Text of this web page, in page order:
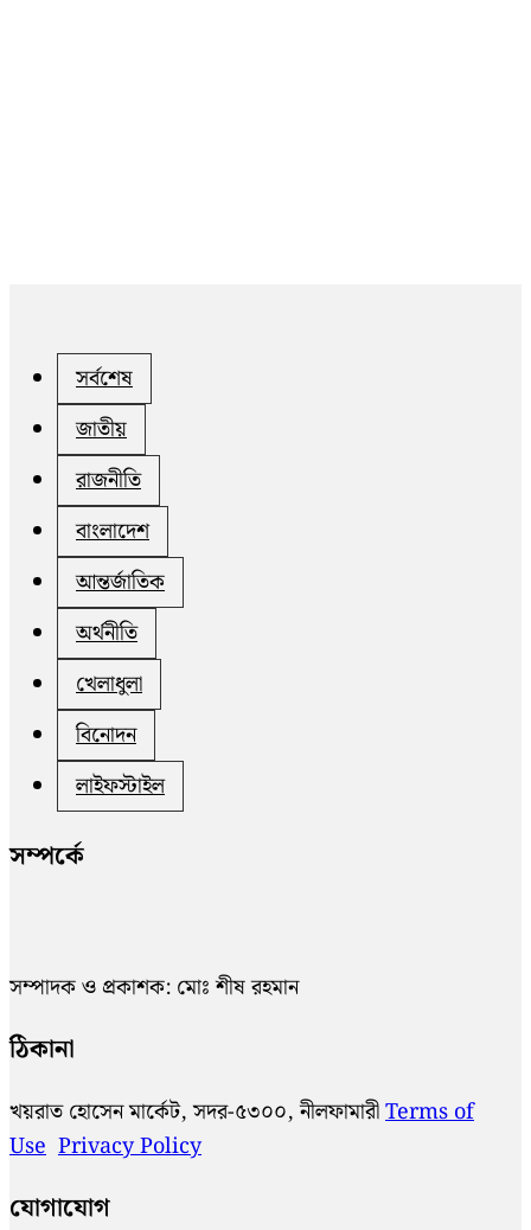
সর্বশেষ
জাতীয়
রাজনীতি
বাংলাদেশ
আন্তর্জাতিক
অর্থনীতি
খেলাধুলা
বিনোদন
লাইফস্টাইল
সম্পর্কে
সম্পাদক ও প্রকাশক: মোঃ শীষ রহমান
ঠিকানা
খয়রাত হোসেন মার্কেট, সদর-৫৩০০, নীলফামারীTerms of
Use Privacy Policy
যোগাযোগ